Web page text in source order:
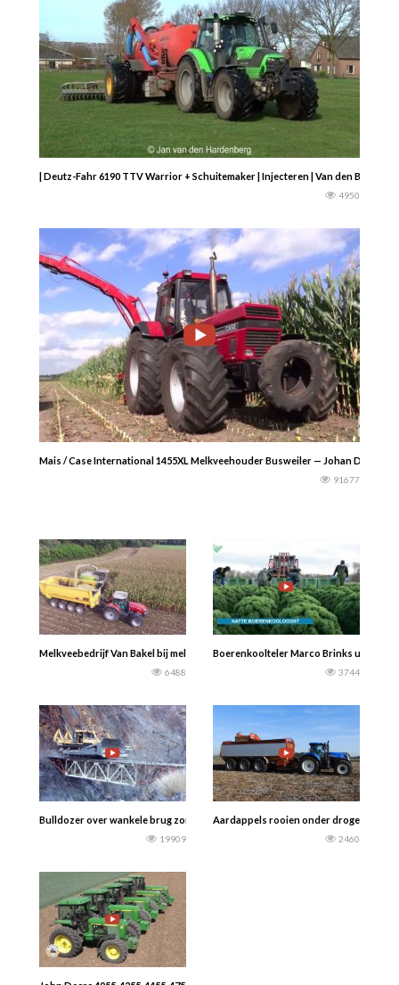
| Deutz-Fahr 6190 TTV Warrior + Schuitemaker | Injecteren | Van den Brink |
4950
Mais / Case International 1455XL Melkveehouder Busweiler — Johan Drost
91677
Melkveebedrijf Van Bakel bij melkveebedrijf Verhagen mais aan het inkuilen
6488
Boerenkoolteler Marco Brinks uit het
3744
Bulldozer over wankele brug zonder machinist. Kijken of dat lukt
19909
Aardappels rooien onder droge
2460